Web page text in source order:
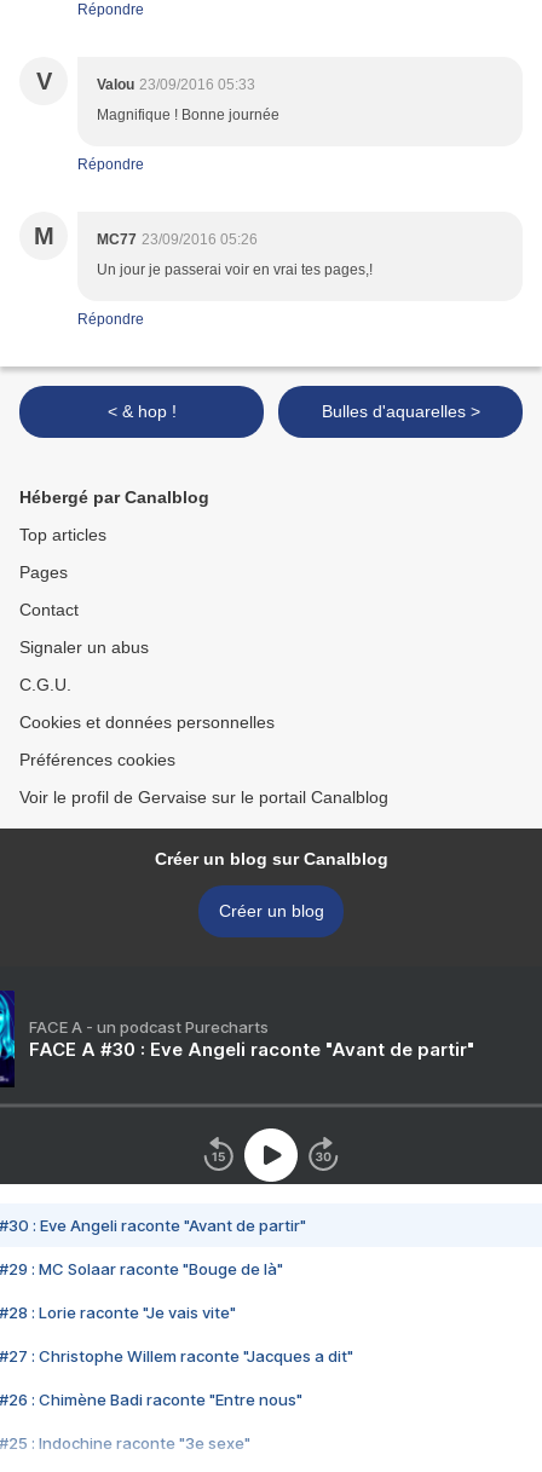
Répondre
V Valou 23/09/2016 05:33
Magnifique ! Bonne journée
Répondre
M MC77 23/09/2016 05:26
Un jour je passerai voir en vrai tes pages,!
Répondre
< & hop ! Bulles d'aquarelles >
Hébergé par Canalblog
Top articles
Pages
Contact
Signaler un abus
C.G.U.
Cookies et données personnelles
Préférences cookies
Voir le profil de Gervaise sur le portail Canalblog
Créer un blog sur Canalblog
Créer un blog
FACE A - un podcast Purecharts
FACE A #30 : Eve Angeli raconte "Avant de partir"
#30 : Eve Angeli raconte "Avant de partir"
#29 : MC Solaar raconte "Bouge de là"
#28 : Lorie raconte "Je vais vite"
#27 : Christophe Willem raconte "Jacques a dit"
#26 : Chimène Badi raconte "Entre nous"
#25 : Indochine raconte "3e sexe"